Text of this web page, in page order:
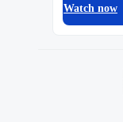
Watch now